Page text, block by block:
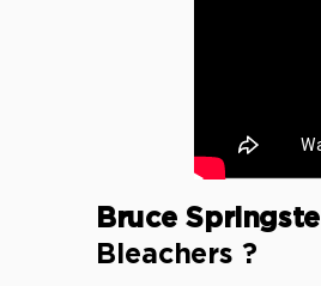
Bruce
Bleachers ?